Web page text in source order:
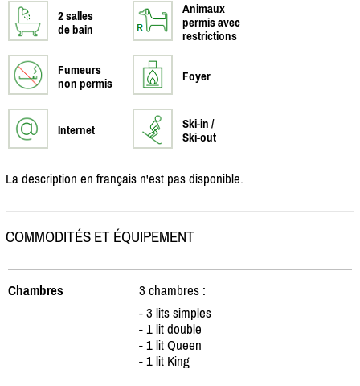
2 salles
de bain
Animaux
permis avec
restrictions
Fumeurs
non permis
Foyer
Internet
Ski-in /
Ski-out
La description en français n'est pas disponible.
COMMODITÉS ET ÉQUIPEMENT
Chambres
3 chambres :
- 3 lits simples
- 1 lit double
- 1 lit Queen
- 1 lit King